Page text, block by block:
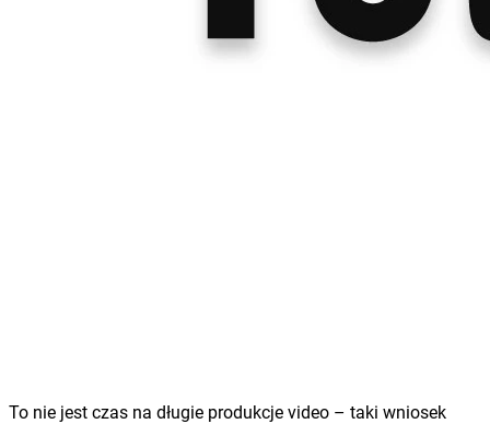
To nie jest czas na długie produkcje video – taki wniosek